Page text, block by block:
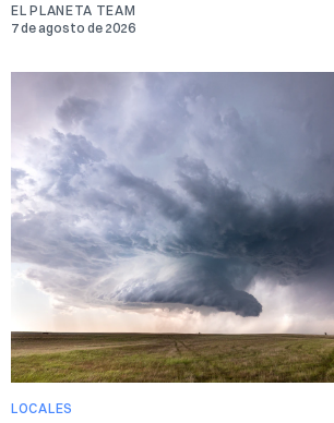
EL PLANETA TEAM
7 de agosto de 2026
LOCALES